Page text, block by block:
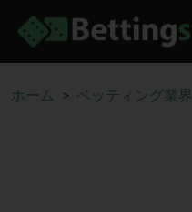
ホーム ベッティング業